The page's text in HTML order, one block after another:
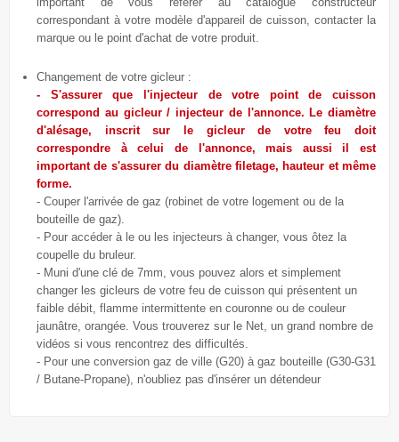
correspondant à votre modèle d'appareil de cuisson, contacter la
marque ou le point d'achat de votre produit.
Changement de votre gicleur :
- S'assurer que l'injecteur de votre point de cuisson
correspond au gicleur / injecteur de l'annonce. Le diamètre
d'alésage, inscrit sur le gicleur de votre feu doit
correspondre à celui de l'annonce, mais aussi il est
important de s'assurer du diamètre filetage, hauteur et même
forme.
- Couper l'arrivée de gaz (robinet de votre logement ou de la
bouteille de gaz).
- Pour accéder à le ou les injecteurs à changer, vous ôtez la
coupelle du bruleur.
- Muni d'une clé de 7mm, vous pouvez alors et simplement
changer les gicleurs de votre feu de cuisson qui présentent un
faible débit, flamme intermittente en couronne ou de couleur
jaunâtre, orangée. Vous trouverez sur le Net, un grand nombre de
vidéos si vous rencontrez des difficultés.
- Pour une conversion gaz de ville (G20) à gaz bouteille (G30-G31
/ Butane-Propane), n'oubliez pas d'insérer un détendeur